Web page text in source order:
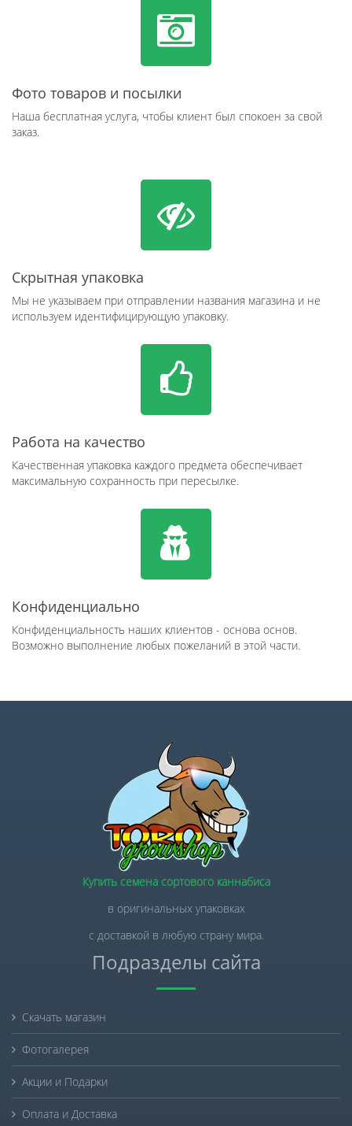
Фото товаров и посылки
Наша бесплатная услуга, чтобы клиент был спокоен за свой
заказ.
Скрытная упаковка
Мы не указываем при отправлении названия магазина и не
используем идентифицирующую упаковку.
Работа на качество
Качественная упаковка каждого предмета обеспечивает
максимальную сохранность при пересылке.
Конфиденциально
Конфиденциальность наших клиентов - основа основ.
Возможно выполнение любых пожеланий в этой части.
Купить семена сортового каннабиса
в оригинальных упаковках
с доставкой в любую страну мира.
Подразделы сайта
Скачать магазин
Фотогалерея
Акции и Подарки
Оплата и Доставка